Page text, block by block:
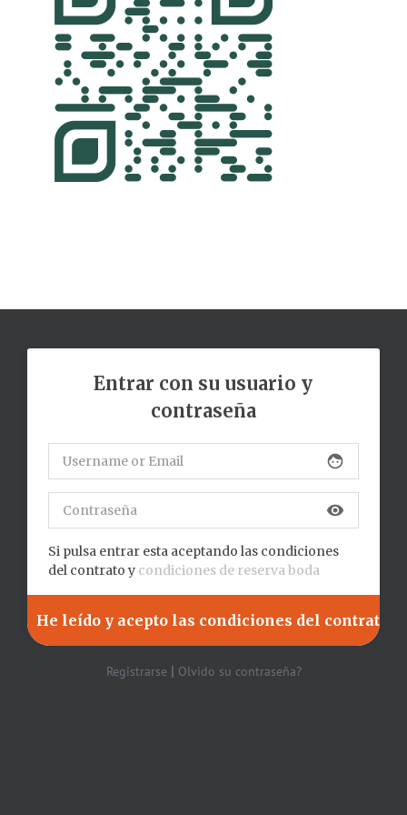
Entrar con su usuario y
contraseña
face
visibility
Si pulsa entrar esta aceptando las condiciones
del contrato y condiciones de reserva boda
Registrarse| Olvido su contraseña?